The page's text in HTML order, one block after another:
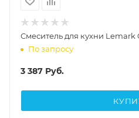
Смеситель для кухни Lemark
По запросу
3 387 Руб.